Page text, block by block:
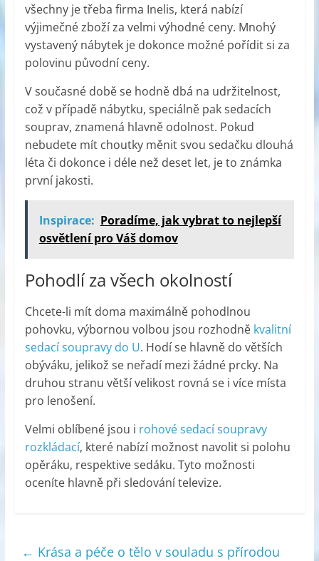
všechny je třeba firma Inelis, která nabízí
výjimečné zboží za velmi výhodné ceny. Mnohý
vystavený nábytek je dokonce možné pořídit si za
polovinu původní ceny.
V současné době se hodně dbá na udržitelnost,
což v případě nábytku, speciálně pak sedacích
souprav, znamená hlavně odolnost. Pokud
nebudete mít choutky měnit svou sedačku dlouhá
léta či dokonce i déle než deset let, je to známka
první jakosti.
Inspirace: Poradíme, jak vybrat to nejlepší
osvětlení pro Váš domov
Pohodlí za všech okolností
Chcete-li mít doma maximálně pohodlnou
pohovku, výbornou volbou jsou rozhodně kvalitní
sedací soupravy do U. Hodí se hlavně do větších
obýváku, jelikož se neřadí mezi žádné prcky. Na
druhou stranu větší velikost rovná se i více místa
pro lenošení.
Velmi oblíbené jsou i rohové sedací soupravy
rozkládací, které nabízí možnost navolit si polohu
opěráku, respektive sedáku. Tyto možnosti
oceníte hlavně při sledování televize.
← Krása a péče o tělo v souladu s přírodou